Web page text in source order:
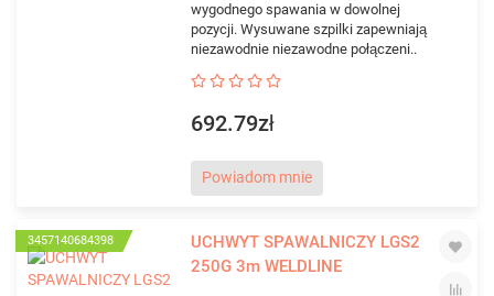
wygodnego spawania w dowolnej
pozycji. Wysuwane szpilki zapewniają
niezawodnie niezawodne połączeni..
692.79zł
Powiadom mnie
3457140684398
UCHWYT SPAWALNICZY LGS2
250G 3m WELDLINE